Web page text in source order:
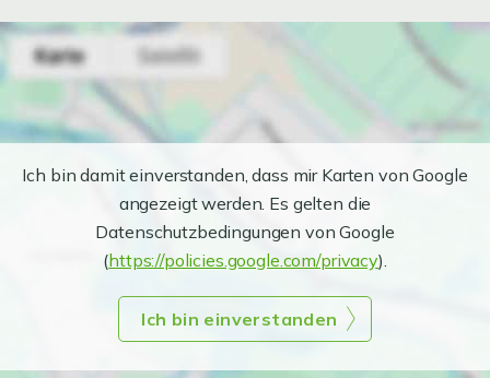
Ich bin damit einverstanden, dass mir Karten von Google
angezeigt werden. Es gelten die
Datenschutzbedingungen von Google
(https://policies.google.com/privacy).
Ich bin einverstanden